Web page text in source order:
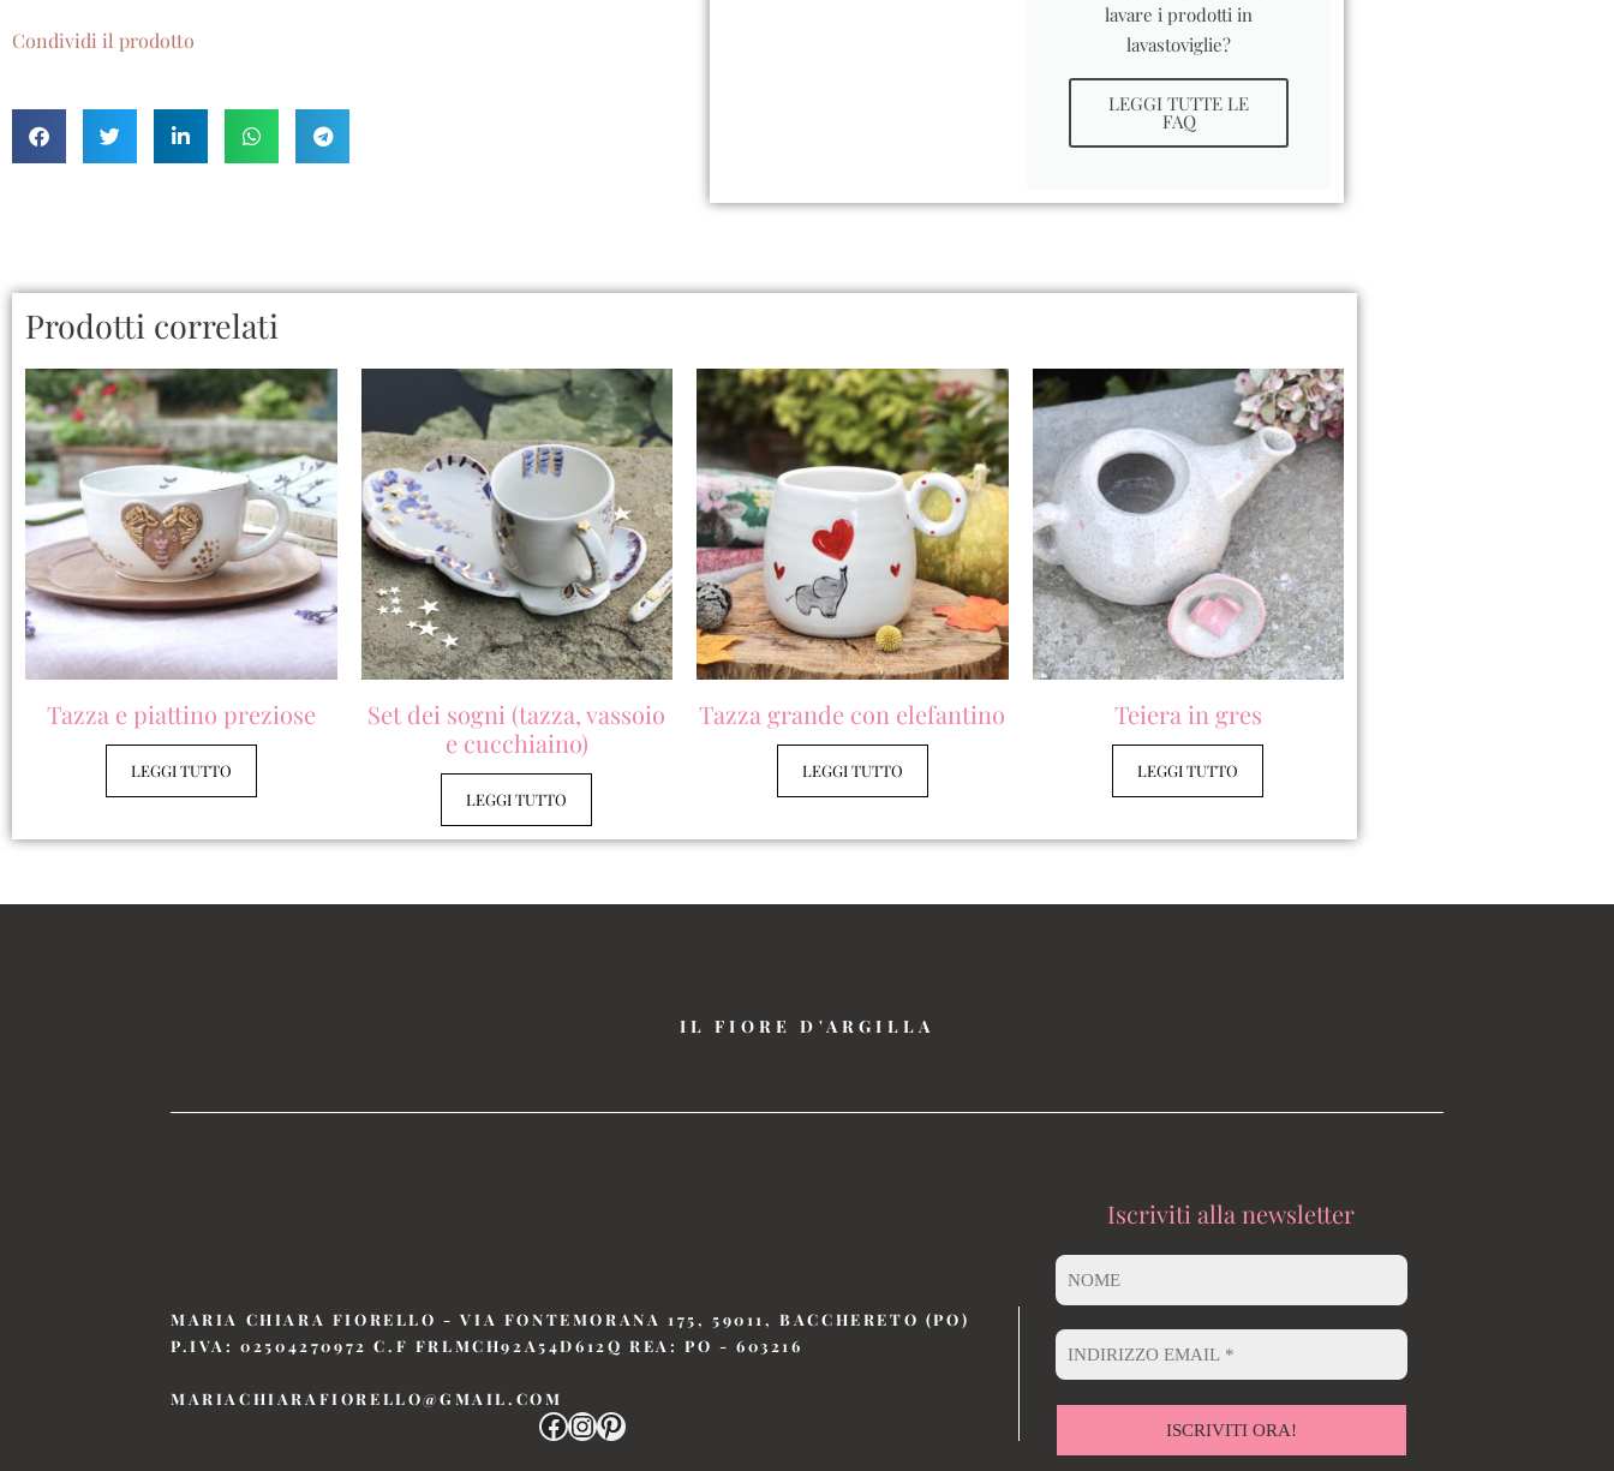
Condividi il prodotto
lavare i prodotti in
lavastoviglie?
LEGGI TUTTE LE
FAQ
Prodotti correlati
Tazza e piattino preziose
LEGGI TUTTO
Set dei sogni (tazza, vassoio
e cucchiaino)
LEGGI TUTTO
Tazza grande con elefantino
LEGGI TUTTO
Teiera in gres
LEGGI TUTTO
IL FIORE D'ARGILLA
MARIA CHIARA FIORELLO - VIA FONTEMORANA 175, 59011, BACCHERETO (PO)
P.IVA: 02504270972 C.F FRLMCH92A54D612Q REA: PO - 603216
MARIACHIARAFIORELLO@GMAIL.COM
Iscriviti alla newsletter